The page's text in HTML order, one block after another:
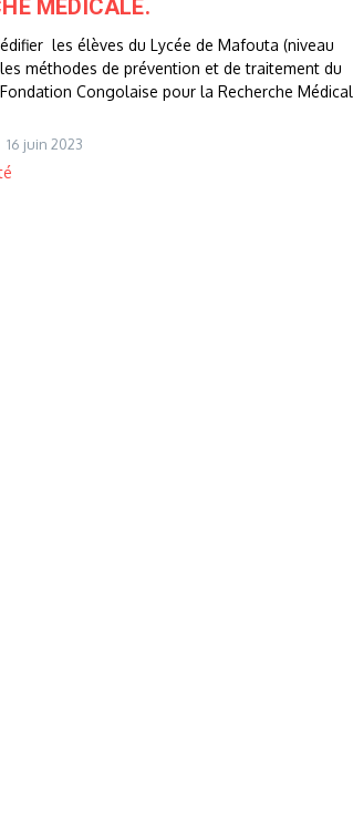
MÉDICALE.
les élèves du Lycée de Mafouta (niveau
méthodes de prévention et de traitement du
Congolaise pour la Recherche
16 juin 2023